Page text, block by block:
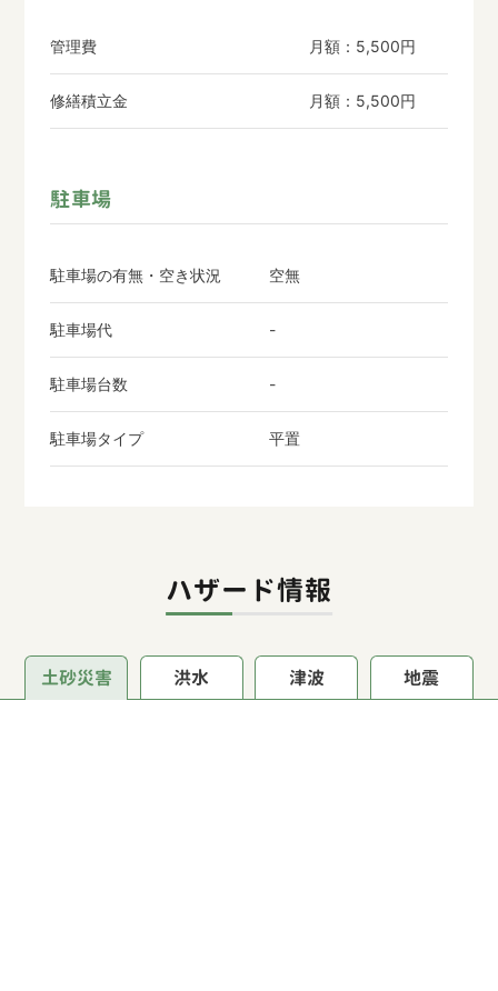
管理費 月額：5,500円
修繕積立金 月額：5,500円
駐車場
駐車場の有無・空き状況 空無
駐車場代 -
駐車場台数 -
駐車場タイプ 平置
ハザード情報
土砂災害 洪水 津波 地震